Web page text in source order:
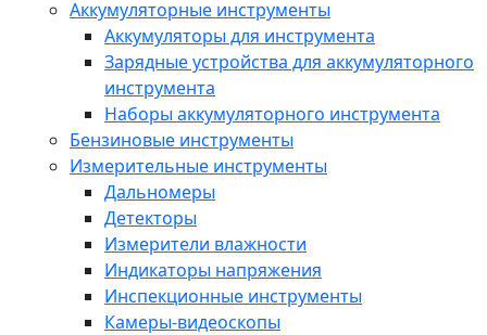
Аккумуляторные инструменты
Аккумуляторы для инструмента
Зарядные устройства для аккумуляторного
инструмента
Наборы аккумуляторного инструмента
Бензиновые инструменты
Измерительные инструменты
Дальномеры
Детекторы
Измерители влажности
Индикаторы напряжения
Инспекционные инструменты
Камеры-видеоскопы